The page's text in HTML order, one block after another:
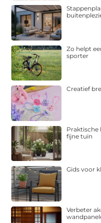
Zo helpt
sporter
Creatief
Praktische
fijne tuin
Gids voor
Verbeter